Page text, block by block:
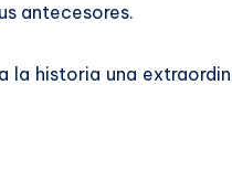
antecesores.
historia una